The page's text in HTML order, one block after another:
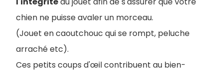
chien ne puisse avaler un morceau.
(Jouet en caoutchouc qui se rompt, peluche
arraché etc).
Ces petits coups d'œil contribuent au bien-